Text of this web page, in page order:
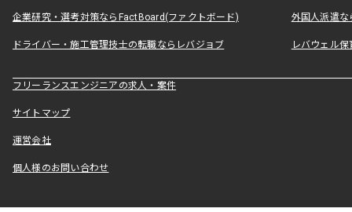
企業研究・選考対策ならFactBoard(ファクトボード) 外国人派遣な
ドライバー・施工管理技士の転職ならレバジョブ レバウェル
フリーランスエンジニアの求人・案件
サイトマップ
運営会社
個人様のお問い合わせ